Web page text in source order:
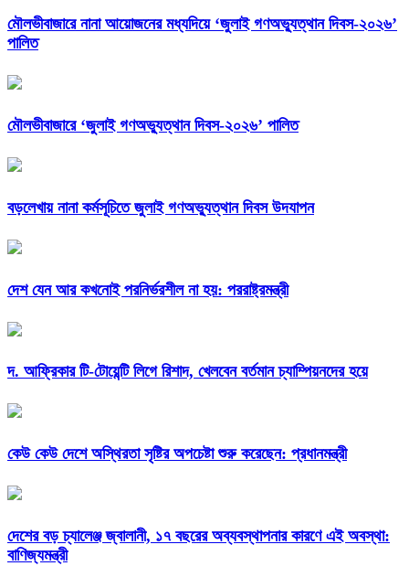
মৌলভীবাজারে নানা আয়োজনের মধ্যদিয়ে ‘জুলাই গণঅভ্যুত্থান দিবস-২০২৬’
পালিত
মৌলভীবাজারে ‘জুলাই গণঅভ্যুত্থান দিবস-২০২৬’ পালিত
বড়লেখায় নানা কর্মসূচিতে জুলাই গণঅভ্যুত্থান দিবস উদযাপন
দেশ যেন আর কখনোই পরনির্ভরশীল না হয়: পররাষ্ট্রমন্ত্রী
দ. আফ্রিকার টি-টোয়েন্টি লিগে রিশাদ, খেলবেন বর্তমান চ্যাম্পিয়নদের হয়ে
কেউ কেউ দেশে অস্থিরতা সৃষ্টির অপচেষ্টা শুরু করেছেন: প্রধানমন্ত্রী
দেশের বড় চ্যালেঞ্জ জ্বালানী, ১৭ বছরের অব্যবস্থাপনার কারণে এই অবস্থা:
বাণিজ্যমন্ত্রী